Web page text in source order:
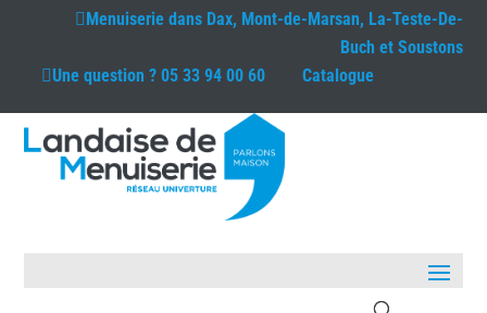
Menuiserie dans Dax, Mont-de-Marsan, La-Teste-De-
Buch et Soustons
Une question ?05 33 94 00 60 Catalogue